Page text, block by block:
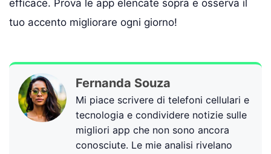
efficace. Prova le app elencate sopra e osserva il
tuo accento migliorare ogni giorno!
Fernanda Souza
Mi piace scrivere di telefoni cellulari e
tecnologia e condividere notizie sulle
migliori app che non sono ancora
conosciute. Le mie analisi rivelano